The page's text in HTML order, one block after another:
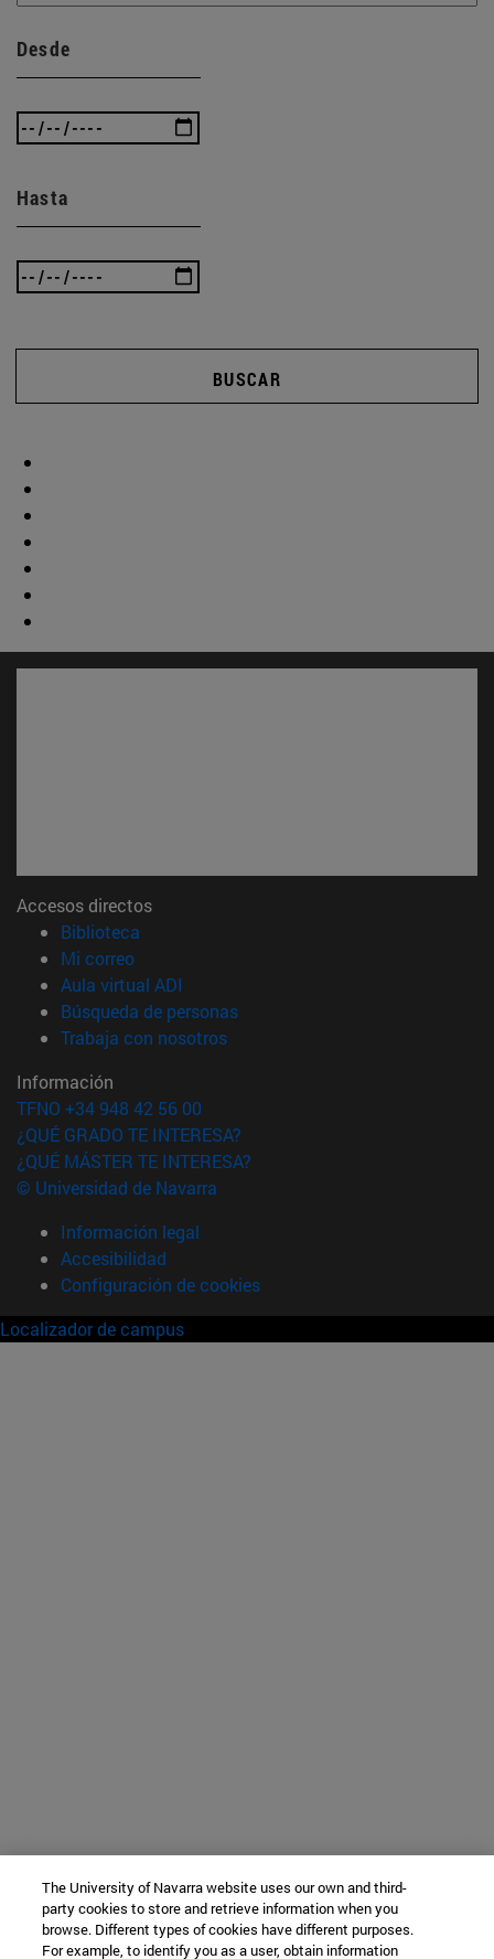
Desde
Hasta
BUSCAR
Accesos directos
Biblioteca
Mi correo(abre en nueva ventana)
Aula virtual ADI
Búsqueda de personas(abre en nueva ventana)
Trabaja con nosotros(abre en nueva ventana)
Información
TFNO +34 948 42 56 00
¿QUÉ GRADO TE INTERESA?
¿QUÉ MÁSTER TE INTERESA?
© Universidad de Navarra
Información legal
Accesibilidad
Configuración de cookies
Localizador de campus
The University of Navarra website uses our own and third-
party cookies to store and retrieve information when you
browse. Different types of cookies have different purposes.
For example, to identify you as a user, obtain information